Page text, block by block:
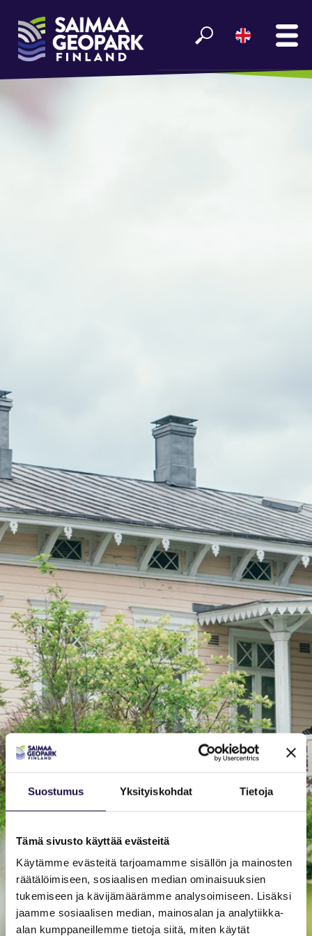
Suostumus Yksityiskohdat Tietoja
Tämä sivusto käyttää evästeitä
Käytämme evästeitä tarjoamamme sisällön ja mainosten
räätälöimiseen, sosiaalisen median ominaisuuksien
tukemiseen ja kävijämäärämme analysoimiseen. Lisäksi
jaamme sosiaalisen median, mainosalan ja analytiikka-
alan kumppaneillemme tietoja siitä, miten käytät